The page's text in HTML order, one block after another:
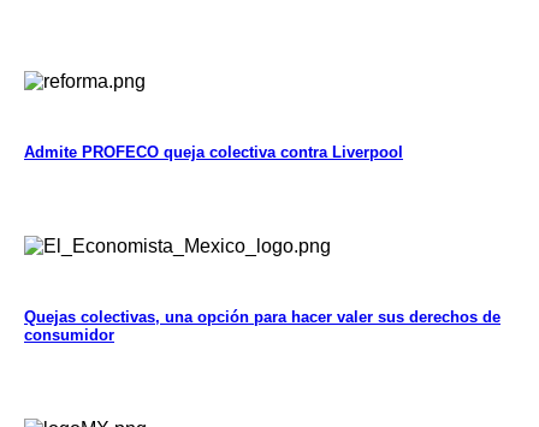
Admite PROFECO queja colectiva contra Liverpool
Quejas colectivas, una opción para hacer valer sus derechos de
consumidor